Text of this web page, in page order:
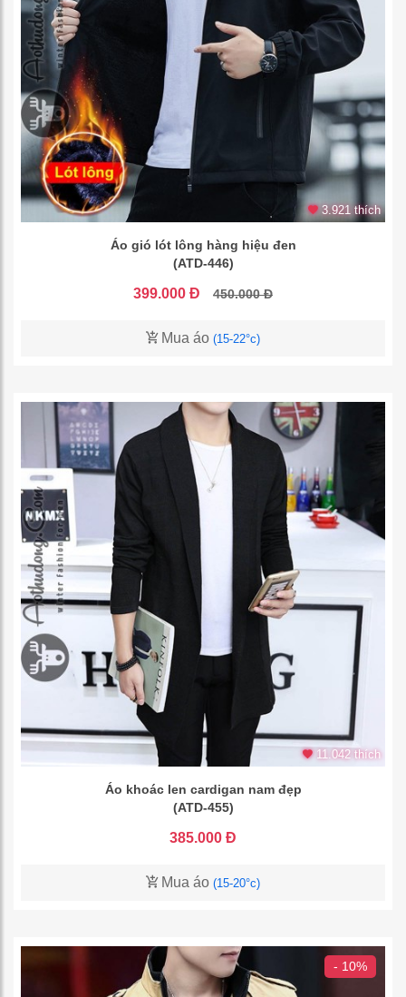
3.921 thích
Áo gió lót lông hàng hiệu đen
(ATD-446)
399.000 Đ 450.000 Đ
Mua áo (15-22°c)
11.042 thích
Áo khoác len cardigan nam đẹp
(ATD-455)
385.000 Đ
Mua áo (15-20°c)
- 10%